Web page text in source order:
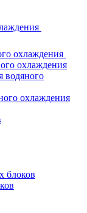
охлаждения
охлаждения
водяного
охлаждения
блоков